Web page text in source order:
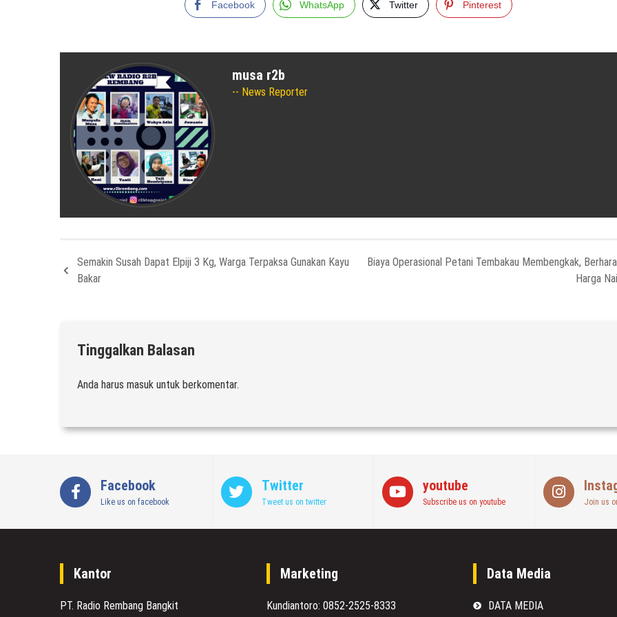
Facebook WhatsApp Twitter Pinterest
musa r2b
News Reporter
Semakin Susah Dapat Elpiji 3 Kg, Warga Terpaksa Gunakan Kayu
Bakar
Biaya Operasional Petani Tembakau Membengkak,
Harga
Tinggalkan Balasan
Anda harus masuk untuk berkomentar.
Facebook
Like us on facebook
Twitter
Tweet us on twitter
youtube
Subscribe us on youtube Join us
Kantor
PT. Radio Rembang Bangkit
Marketing
Kundiantoro: 0852-2525-8333
Data Media
DATA MEDIA